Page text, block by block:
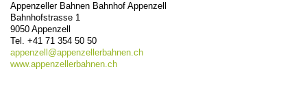
Appenzeller Bahnen Bahnhof Appenzell
Bahnhofstrasse 1
9050 Appenzell
Tel. +41 71 354 50 50
appenzell@appenzellerbahnen.ch
www.appenzellerbahnen.ch